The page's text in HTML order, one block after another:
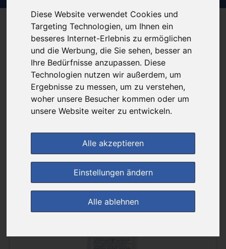
Diese Website verwendet Cookies und
Targeting Technologien, um Ihnen ein
besseres Internet-Erlebnis zu ermöglichen
und die Werbung, die Sie sehen, besser an
Ihre Bedürfnisse anzupassen. Diese
Technologien nutzen wir außerdem, um
Ergebnisse zu messen, um zu verstehen,
woher unsere Besucher kommen oder um
unsere Website weiter zu entwickeln.
Alle akzeptieren
Einstellungen ändern
Alle ablehnen
« ‹ 1 2 3 4 5 ... › »
Filter anzeigen
Sortierung :
(0)